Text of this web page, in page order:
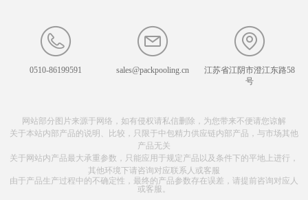
网站部分图片来源于网络，如有侵权请私信删除，为您带来不便请您谅解
关于本站内部产品的说明、比较，只限于中包精力供应链内部产品，与市场其他
产品无关
关于网站内产品最大承重参数，只能应用于规定产品以及条件下的平地上进行，
其他环境下请咨询对应联系人或客服
由于产品生产过程中的不确定性，最终的产品参数存在误差，请提前咨询对应人
或客服。
0510-86199591 sales@packpooling.cn
江苏省江阴市澄江东路58
号